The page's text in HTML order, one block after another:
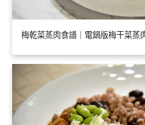
梅乾菜蒸肉食譜｜電鍋版梅干菜蒸